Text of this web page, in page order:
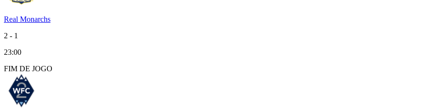
Real Monarchs
2 - 1
23:00
FIM DE JOGO